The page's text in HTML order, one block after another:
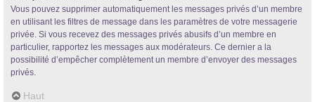
Vous pouvez supprimer automatiquement les messages privés d’un membre
en utilisant les filtres de message dans les paramètres de votre messagerie
privée. Si vous recevez des messages privés abusifs d’un membre en
particulier, rapportez les messages aux modérateurs. Ce dernier a la
possibilité d’empêcher complètement un membre d’envoyer des messages
privés.
Haut